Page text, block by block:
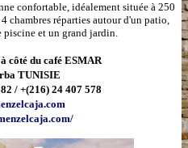
confortable, idéalement située à 250
chambres réparties autour d'un patio,
piscine et un grand jardin.
côté du café ESMAR
TUNISIE
/ +(216) 24 407 578